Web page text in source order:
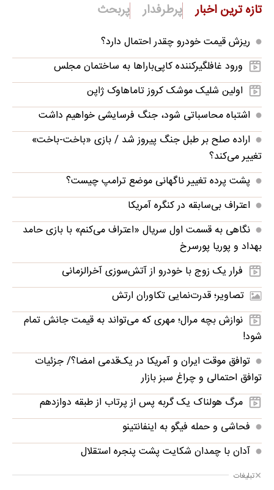
تازه ترین اخبار پرطرفدار پربحث
ریزش قیمت خودرو چقدر احتمال دارد؟
ورود غافلگیرکننده کاپی‌باراها به ساختمان مجلس
اولین شلیک موشک کروز تاماهاوک ژاپن
اشتباه محاسباتی شود، جنگ فرسایشی خواهیم داشت
اراده صلح بر طبل جنگ پیروز شد / بازی «باخت-باخت»
تغییر می‌کند؟
پشت پرده تغییر ناگهانی موضع ترامپ چیست؟
اعتراف بی‌سابقه در کنگره آمریکا
نگاهی به قسمت اول سریال «اعتراف می‌کنم» با بازی حامد
بهداد و پوریا پورسرخ
فرار یک زوج با خودرو از آتش‌سوزی آخرالزمانی
تصاویر؛ قدرت‌نمایی تکاوران ارتش
نوازش بچه مرال؛ مهری که می‌تواند به قیمت جانش تمام
شود!
توافق موقت ایران و آمریکا در یک‌قدمی امضا؟/ جزئیات
توافق احتمالی و چراغ سبز بازار
مرگ هولناک یک گربه پس از پرتاب از طبقه دوازدهم
فحاشی و حمله فیگو به اینفانتینو
آدان با چمدان شکایت پشت پنجره استقلال
تبلیغات